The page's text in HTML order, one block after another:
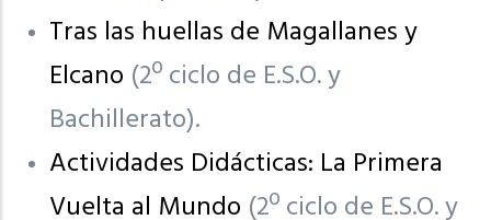
Tras las huellas de Magallanes y
Elcano (2º ciclo de E.S.O. y
Bachillerato).
Actividades Didácticas: La Primera
Vuelta al Mundo (2º ciclo de E.S.O. y